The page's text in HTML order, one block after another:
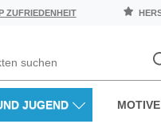
ZUFRIEDENHEIT
JUGEND MOTIVE